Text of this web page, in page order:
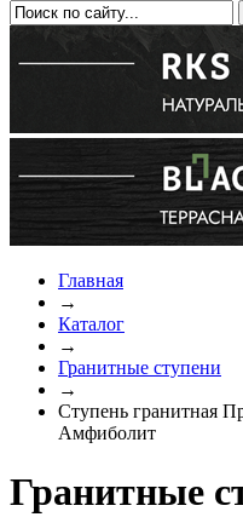
Главная
→
Каталог
→
Гранитные ступени
→
Ступень гранитная
Амфиболит
Гранитные